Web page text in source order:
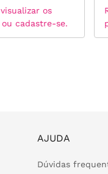
os
cadastre-se.
AJUDA
Dúvidas